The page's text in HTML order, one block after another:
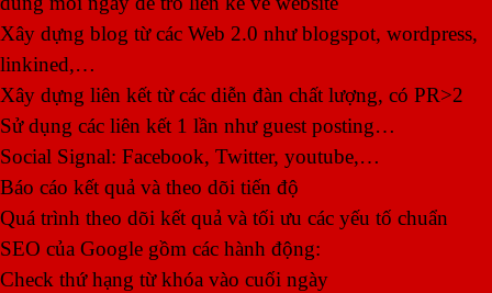
Xây dựng blog từ các Web 2.0 như blogspot, wordpress,
linkined,…
Xây dựng liên kết từ các diễn đàn chất lượng, có PR>2
Sử dụng các liên kết 1 lần như guest posting…
Social Signal: Facebook, Twitter, youtube,…
Báo cáo kết quả và theo dõi tiến độ
Quá trình theo dõi kết quả và tối ưu các yếu tố chuẩn
SEO của Google gồm các hành động:
Check thứ hạng từ khóa vào cuối ngày